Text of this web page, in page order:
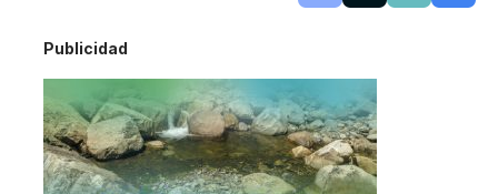
Publicidad